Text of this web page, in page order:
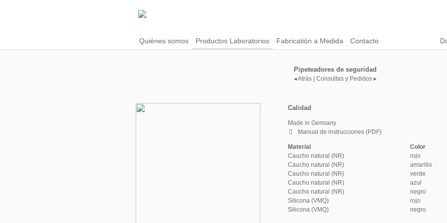
Quiénes somos Productos Laboratorios Fabricatión a Medida Contacto
Pipeteadores de seguridad
◂ Atrás Consultas y Pedidos ▸
Calidad
Made in Germany
Manual de instrucciones (PDF)
Material Color
Caucho natural (NR)
rojo
Caucho natural (NR)
amarillo
Caucho natural (NR)
verde
Caucho natural (NR)
azul
Caucho natural (NR)
negro
Silicona (VMQ)
rojo
Silicona (VMQ)
negro